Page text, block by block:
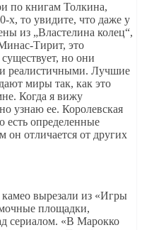
по книгам Толкина,
х, то увидите, что даже у
из „Властелина колец“,
Тирит, это
но они
реалистичными. Лучшие
миры так, как это
Когда я вижу
узнаю ее. Королевская
есть определенные
он отличается от других
вырезали из «Игры
площадки,
сериалом. «В Марокко